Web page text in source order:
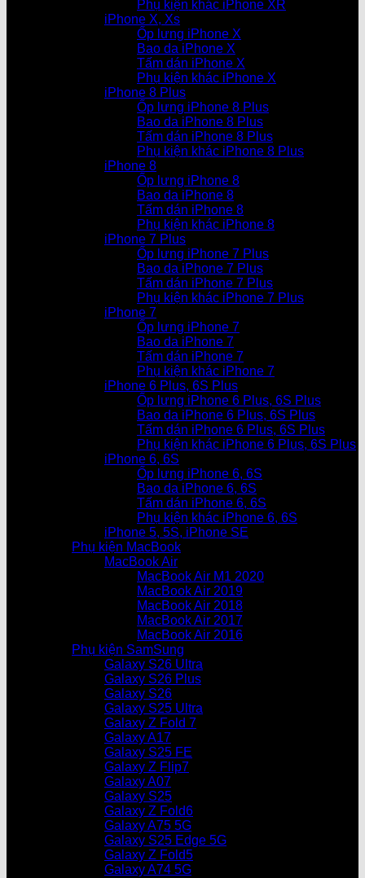
Phụ kiện khác iPhone XR
iPhone X, Xs
Ốp lưng iPhone X
Bao da iPhone X
Tấm dán iPhone X
Phụ kiện khác iPhone X
iPhone 8 Plus
Ốp lưng iPhone 8 Plus
Bao da iPhone 8 Plus
Tấm dán iPhone 8 Plus
Phụ kiện khác iPhone 8 Plus
iPhone 8
Ốp lưng iPhone 8
Bao da iPhone 8
Tấm dán iPhone 8
Phụ kiện khác iPhone 8
iPhone 7 Plus
Ốp lưng iPhone 7 Plus
Bao da iPhone 7 Plus
Tấm dán iPhone 7 Plus
Phụ kiện khác iPhone 7 Plus
iPhone 7
Ốp lưng iPhone 7
Bao da iPhone 7
Tấm dán iPhone 7
Phụ kiện khác iPhone 7
iPhone 6 Plus, 6S Plus
Ốp lưng iPhone 6 Plus, 6S Plus
Bao da iPhone 6 Plus, 6S Plus
Tấm dán iPhone 6 Plus, 6S Plus
Phụ kiện khác iPhone 6 Plus, 6S Plus
iPhone 6, 6S
Ốp lưng iPhone 6, 6S
Bao da iPhone 6, 6S
Tấm dán iPhone 6, 6S
Phụ kiện khác iPhone 6, 6S
iPhone 5, 5S, iPhone SE
Phụ kiện MacBook
MacBook Air
MacBook Air M1 2020
MacBook Air 2019
MacBook Air 2018
MacBook Air 2017
MacBook Air 2016
Phụ kiện SamSung
Galaxy S26 Ultra
Galaxy S26 Plus
Galaxy S26
Galaxy S25 Ultra
Galaxy Z Fold 7
Galaxy A17
Galaxy S25 FE
Galaxy Z Flip7
Galaxy A07
Galaxy S25
Galaxy Z Fold6
Galaxy A75 5G
Galaxy S25 Edge 5G
Galaxy Z Fold5
Galaxy A74 5G